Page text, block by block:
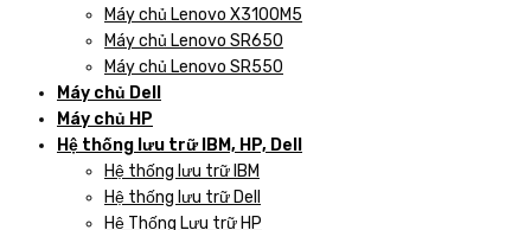
Máy chủ Lenovo X3100M5
Máy chủ Lenovo SR650
Máy chủ Lenovo SR550
Máy chủ Dell
Máy chủ HP
Hệ thống lưu trữ IBM, HP, Dell
Hệ thống lưu trữ IBM
Hệ thống lưu trữ Dell
Hệ Thống Lưu trữ HP